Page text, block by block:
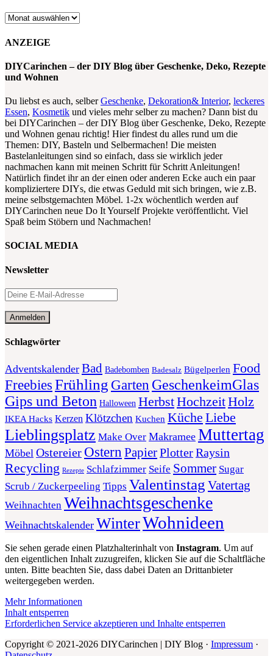
Archiv
ANZEIGE
DIYCarinchen – der DIY Blog über Geschenke, Deko, Rezepte
und Wohnen
Du liebst es auch, selberGeschenke, Dekoration& Interior, leckeres
Essen, Kosmetik und vieles mehr selber zu machen? Dann bist du
bei DIYCarinchen – der DIY Blog über Geschenke, Deko, Rezepte
und Wohnen genau richtig! Hier findest du alles rund um die
Themen: DIY, Basteln und Selbermachen! Die meisten
Bastelanleitungen sind so einfach, dass sie wirklich jeder
nachmachen kann mit meinen Schritt für Schritt Anleitungen!
Natürlich findet ihr an der einen oder anderen Ecke auch ein paar
kompliziertere DIYs, die etwas Geduld mit sich bringen, wie z.B.
meine selbstgemachten Möbel. 1-2x wöchentlich werden auf
DIYCarinchen neue Do It Yourself Projekte veröffentlicht. Viel
Spaß beim Stöbern und Nachmachen!
SOCIAL MEDIA
Newsletter
Schlagwörter
Adventskalender Bad Badebomben Badesalz Bügelperlen Food
FreebiesFrühling Garten GeschenkeimGlas
Gips und Beton Halloween HerbstHochzeitHolz
IKEA Hacks Kerzen Klötzchen Kuchen Küche Liebe
Lieblingsplatz Make Over Makramee Muttertag
Möbel Ostereier Ostern PapierPlotterRaysin
Recycling Rezepte Schlafzimmer Seife Sommer Sugar
Scrub / Zuckerpeeling Tipps Valentinstag Vatertag
Weihnachten Weihnachtsgeschenke
Weihnachtskalender WinterWohnideen
Sie sehen gerade einen Platzhalterinhalt von Instagram. Um auf
den eigentlichen Inhalt zuzugreifen, klicken Sie auf die Schaltfläche
unten. Bitte beachten Sie, dass dabei Daten an Drittanbieter
weitergegeben werden.
Mehr Informationen
Inhalt entsperren
Erforderlichen Service akzeptieren und Inhalte entsperren
Copyright © 2021-2026 DIYCarinchen | DIY Blog · Impressum ·